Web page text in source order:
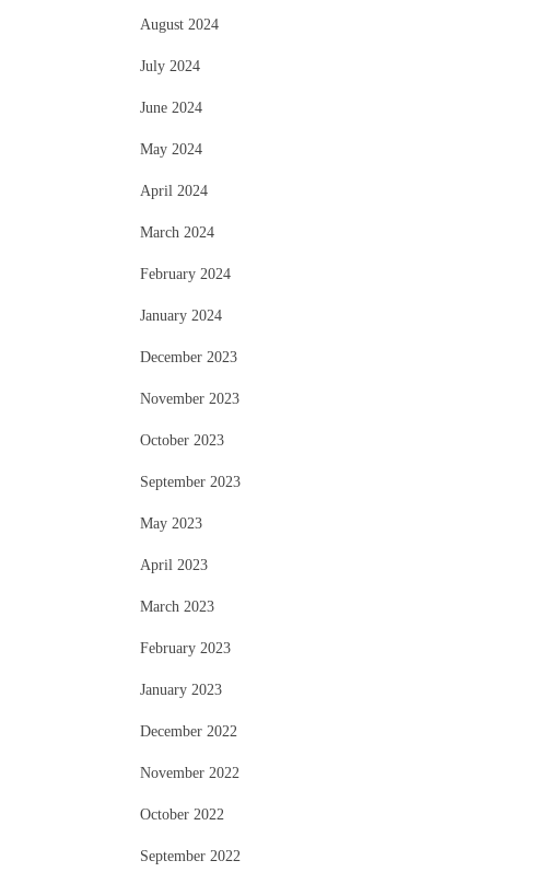
August 2024
July 2024
June 2024
May 2024
April 2024
March 2024
February 2024
January 2024
December 2023
November 2023
October 2023
September 2023
May 2023
April 2023
March 2023
February 2023
January 2023
December 2022
November 2022
October 2022
September 2022